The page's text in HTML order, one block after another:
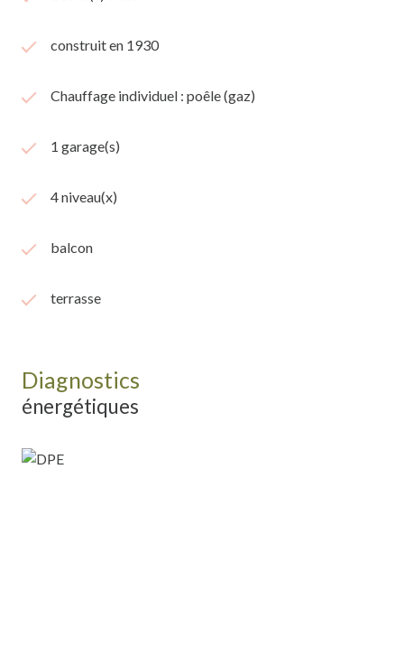
construit en 1930
Chauffage individuel : poêle (gaz)
1 garage(s)
4 niveau(x)
balcon
terrasse
Diagnostics
énergétiques